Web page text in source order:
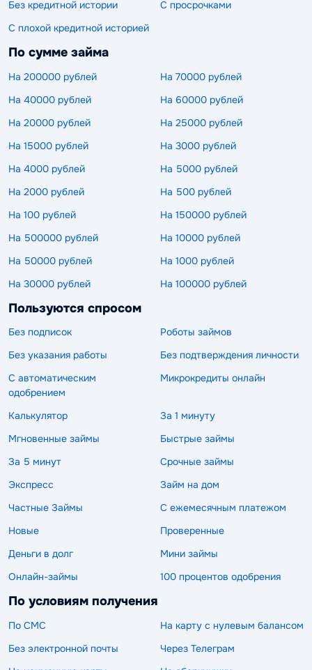
Без кредитной истории
С просрочками
С плохой кредитной историей
По сумме займа
На 200000 рублей
На 70000 рублей
На 40000 рублей
На 60000 рублей
На 20000 рублей
На 25000 рублей
На 15000 рублей
На 3000 рублей
На 4000 рублей
На 5000 рублей
На 2000 рублей
На 500 рублей
На 100 рублей
На 150000 рублей
На 500000 рублей
На 10000 рублей
На 50000 рублей
На 1000 рублей
На 30000 рублей
На 100000 рублей
Пользуются спросом
Без подписок
Роботы займов
Без указания работы
Без подтверждения личности
С автоматическим
одобрением
Микрокредиты онлайн
Калькулятор
За 1 минуту
Мгновенные займы
Быстрые займы
За 5 минут
Срочные займы
Экспресс
Займ на дом
Частные Займы
С ежемесячным платежом
Новые
Проверенные
Деньги в долг
Мини займы
Онлайн-займы
100 процентов одобрения
По условиям получения
По СМС
На карту с нулевым балансом
Без электронной почты
Через Телеграм